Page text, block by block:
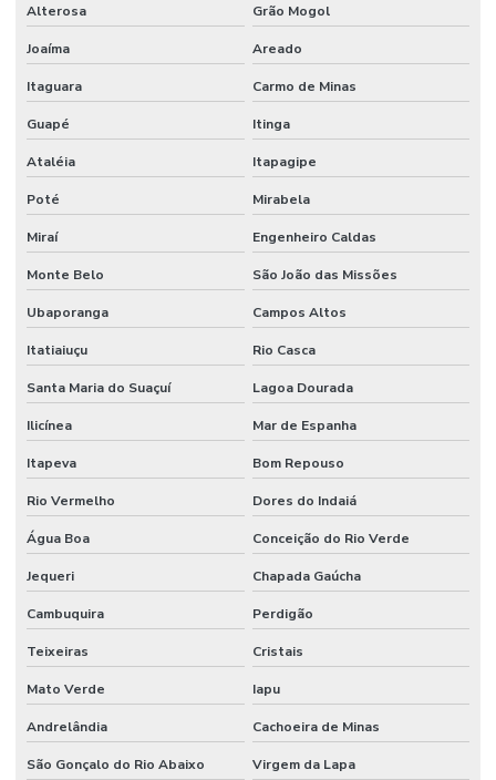
Serviços de facilities para empresas
Serviços de gestão de ativos industriais
Serviços de manutenção industrial e corporativa
Serviços de manutenção preventiva industrial
Serviços de mão de obra
Serviços de mão de obra terceirizada
Serviços Profissionais De Manutenção Preventiva
Serviços de terceirização de mão de obra
Sistemas De Monitoramento Preditivo
Soluções de engenharia e manutenção
Soluções de engenharia para manutenção industrial
Terceirização de facilities
Terceirização de limpeza
Terceirização de manutenção predial
Terceirização de mão de obra
Terceirização de mão de obra industrial
Alterosa Grão Mogol
Joaíma Areado
Itaguara Carmo de Minas
Guapé Itinga
Ataléia Itapagipe
Poté Mirabela
Miraí Engenheiro Caldas
Monte Belo São João das Missões
Ubaporanga Campos Altos
Itatiaiuçu Rio Casca
Santa Maria do Suaçuí Lagoa Dourada
Ilicínea Mar de Espanha
Itapeva Bom Repouso
Rio Vermelho Dores do Indaiá
Água Boa Conceição do Rio Verde
Jequeri Chapada Gaúcha
Cambuquira Perdigão
Teixeiras Cristais
Mato Verde Iapu
Andrelândia Cachoeira de Minas
São Gonçalo do Rio Abaixo Virgem da Lapa